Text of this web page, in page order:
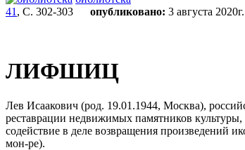
41 , С. 302-303 опубликовано: 3 августа 2020г.
ЛИФШИЦ
Лев Исаакович (род. 19.01.1944, Москва),
реставрации недвижимых памятников
содействие в деле возвращения произведений
мон-ре).